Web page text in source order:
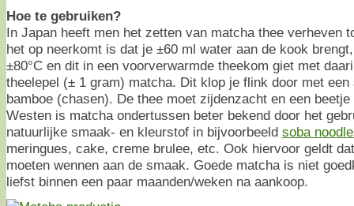
Hoe te gebruiken?
In Japan heeft men het zetten van matcha thee verheven
het op neerkomt is dat je ±60 ml water aan de kook
±80°C en dit in een voorverwarmde theekom giet met
theelepel (± 1 gram) matcha. Dit klop je flink door met
bamboe (chasen). De thee moet zijdenzacht en een
Westen is matcha ondertussen beter bekend door het
natuurlijke smaak- en kleurstof in bijvoorbeeld soba
meringues, cake, creme brulee, etc. Ook hiervoor geldt
moeten wennen aan de smaak. Goede matcha is niet
liefst binnen een paar maanden/weken na aankoop.